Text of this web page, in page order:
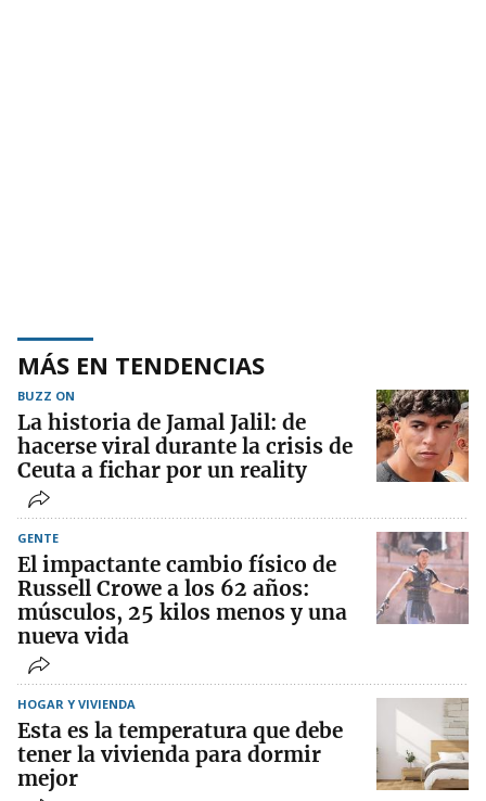
MÁS EN TENDENCIAS
BUZZ ON
La historia de Jamal Jalil: de
hacerse viral durante la crisis de
Ceuta a fichar por un reality
GENTE
El impactante cambio físico de
Russell Crowe a los 62 años:
músculos, 25 kilos menos y una
nueva vida
HOGAR Y VIVIENDA
Esta es la temperatura que debe
tener la vivienda para dormir
mejor